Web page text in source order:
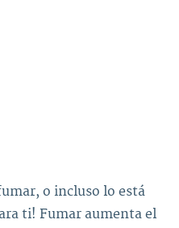
o incluso lo está
ti! Fumar aumenta el